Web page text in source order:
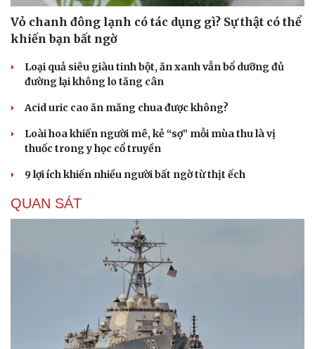
Vỏ chanh đông lạnh có tác dụng gì? Sự thật có thể
khiến bạn bất ngờ
Loại quả siêu giàu tinh bột, ăn xanh vẫn bổ dưỡng đủ
đường lại không lo tăng cân
Acid uric cao ăn măng chua được không?
Loài hoa khiến người mê, kẻ “sợ” mỗi mùa thu là vị
thuốc trong y học cổ truyền
9 lợi ích khiến nhiều người bất ngờ từ thịt ếch
QUAN SÁT